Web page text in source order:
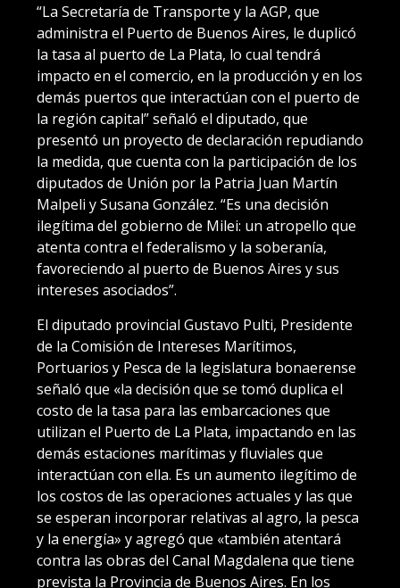
“La Secretaría de Transporte y la AGP, que
administra el Puerto de Buenos Aires, le duplicó
la tasa al puerto de La Plata, lo cual tendrá
impacto en el comercio, en la producción y en los
demás puertos que interactúan con el puerto de
la región capital” señaló el diputado, que
presentó un proyecto de declaración repudiando
la medida, que cuenta con la participación de los
diputados de Unión por la Patria Juan Martín
Malpeli y Susana González. “Es una decisión
ilegítima del gobierno de Milei: un atropello que
atenta contra el federalismo y la soberanía,
favoreciendo al puerto de Buenos Aires y sus
intereses asociados”.
El diputado provincial Gustavo Pulti, Presidente
de la Comisión de Intereses Marítimos,
Portuarios y Pesca de la legislatura bonaerense
señaló que «la decisión que se tomó duplica el
costo de la tasa para las embarcaciones que
utilizan el Puerto de La Plata, impactando en las
demás estaciones marítimas y fluviales que
interactúan con ella. Es un aumento ilegítimo de
los costos de las operaciones actuales y las que
se esperan incorporar relativas al agro, la pesca
y la energía» y agregó que «también atentará
contra las obras del Canal Magdalena que tiene
prevista la Provincia de Buenos Aires. En los